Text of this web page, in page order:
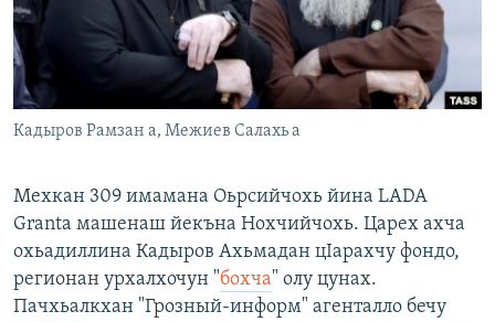
Кадыров Рамзан а, Межиев Салахь а
Мехкан 309 имамана Оьрсийчохь йина LADA
Granta машенаш йекъна Нохчийчохь. Царех ахча
охьадиллина Кадыров Ахьмадан цIарахчу фондо,
регионан урхалхочун "бохча" олу цунах.
Пачхьалкхан "Грозный-информ" агенталло бечу